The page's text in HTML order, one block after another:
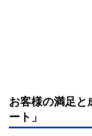
お客様の満足と
ート」